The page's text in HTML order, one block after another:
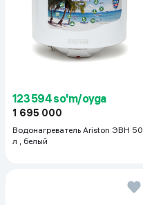
123 594 so'm/oyga
1 695 000
Водонагреватель Ariston ЭВН 50
л , белый